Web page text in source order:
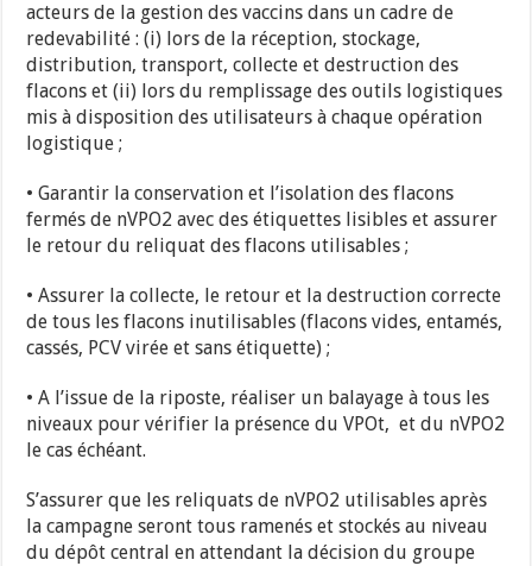
acteurs de la gestion des vaccins dans un cadre de
redevabilité : (i) lors de la réception, stockage,
distribution, transport, collecte et destruction des
flacons et (ii) lors du remplissage des outils logistiques
mis à disposition des utilisateurs à chaque opération
logistique ;
• Garantir la conservation et l’isolation des flacons
fermés de nVPO2 avec des étiquettes lisibles et assurer
le retour du reliquat des flacons utilisables ;
• Assurer la collecte, le retour et la destruction correcte
de tous les flacons inutilisables (flacons vides, entamés,
cassés, PCV virée et sans étiquette) ;
• A l’issue de la riposte, réaliser un balayage à tous les
niveaux pour vérifier la présence du VPOt, et du nVPO2
le cas échéant.
S’assurer que les reliquats de nVPO2 utilisables après
la campagne seront tous ramenés et stockés au niveau
du dépôt central en attendant la décision du groupe